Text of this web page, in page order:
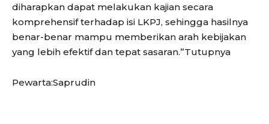
diharapkan dapat melakukan kajian secara
komprehensif terhadap isi LKPJ, sehingga hasilnya
benar-benar mampu memberikan arah kebijakan
yang lebih efektif dan tepat sasaran.”Tutupnya
Pewarta:Saprudin